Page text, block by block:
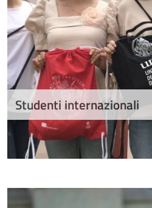
Studenti internazionali